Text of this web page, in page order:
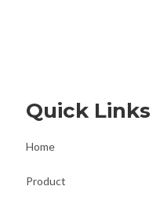
Quick Links
Home
Product